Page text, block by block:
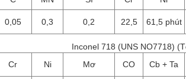
0,05 0,3 0,2 22,5 61,5 phút
Inconel 718 (UNS NO7718)
Cr
Ni Mơ CO Cb + Ta